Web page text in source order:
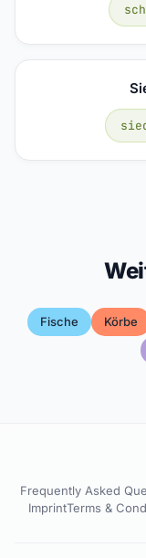
Fische Körbe
Frequently Asked
ImprintTerms &